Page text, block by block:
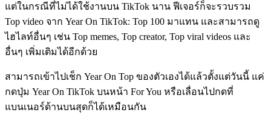
แต่ในกรณีที่ไม่ได้ใช้งานบน TikTok นาน ฟีเจอร์ก็จะรวบรวม
Top video จาก Year On TikTok: Top 100 มาแทน และสามารถดู
ไฮไลท์อื่นๆ เช่น Top memes, Top creator, Top viral videos และ
อื่นๆ เพิ่มเติมได้อีกด้วย
สามารถเข้าไปเช็ก Year On Top ของตัวเองได้แล้วตั้งแต่วันนี้ แค่
กดปุ่ม Year On TikTok บนหน้า For You หรือเลื่อนไปกดที่
แบนเนอร์ด้านบนสุดก็ได้เหมือนกัน